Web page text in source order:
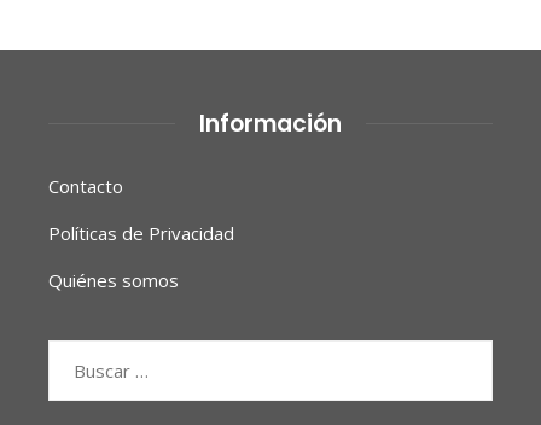
Información
Contacto
Políticas de Privacidad
Quiénes somos